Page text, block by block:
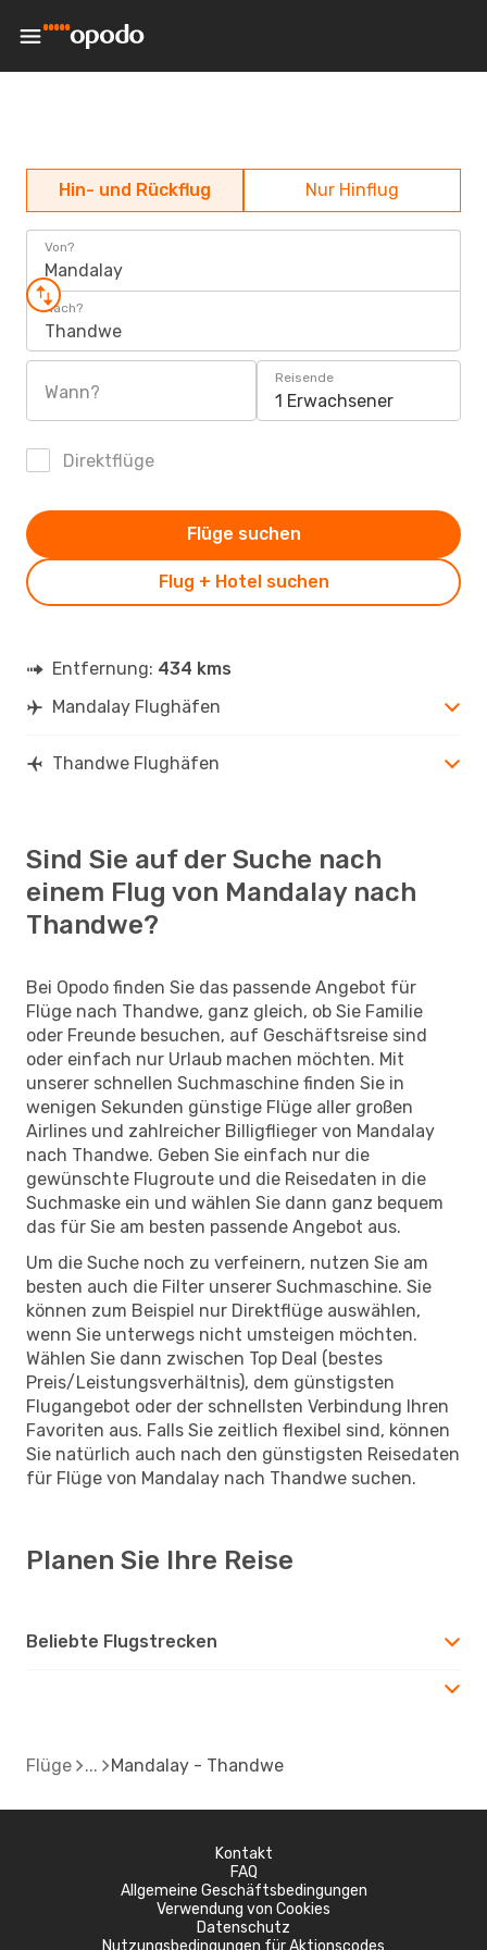
Hin- und Rückflug Nur Hinflug
Von?
Mandalay
Nach?
Thandwe
Wann?
Reisende
1 Erwachsener
Direktflüge
Flug + Hotel suchen
Flüge suchen
Entfernung: 434 kms
Mandalay Flughäfen
Thandwe Flughäfen
Sind Sie auf der Suche nach
einem Flug von Mandalay nach
Thandwe?
Bei Opodo finden Sie das passende Angebot für
Flüge nach Thandwe, ganz gleich, ob Sie Familie
oder Freunde besuchen, auf Geschäftsreise sind
oder einfach nur Urlaub machen möchten. Mit
unserer schnellen Suchmaschine finden Sie in
wenigen Sekunden günstige Flüge aller großen
Airlines und zahlreicher Billigflieger von Mandalay
nach Thandwe. Geben Sie einfach nur die
gewünschte Flugroute und die Reisedaten in die
Suchmaske ein und wählen Sie dann ganz bequem
das für Sie am besten passende Angebot aus.
Um die Suche noch zu verfeinern, nutzen Sie am
besten auch die Filter unserer Suchmaschine. Sie
können zum Beispiel nur Direktflüge auswählen,
wenn Sie unterwegs nicht umsteigen möchten.
Wählen Sie dann zwischen Top Deal (bestes
Preis/Leistungsverhältnis), dem günstigsten
Flugangebot oder der schnellsten Verbindung Ihren
Favoriten aus. Falls Sie zeitlich flexibel sind, können
Sie natürlich auch nach den günstigsten Reisedaten
für Flüge von Mandalay nach Thandwe suchen.
Planen Sie Ihre Reise
Beliebte Flugstrecken
Flüge Mandalay - Thandwe
Kontakt
FAQ
Allgemeine Geschäftsbedingungen
Verwendung von Cookies
Datenschutz
Nutzungsbedingungen für Aktionscodes